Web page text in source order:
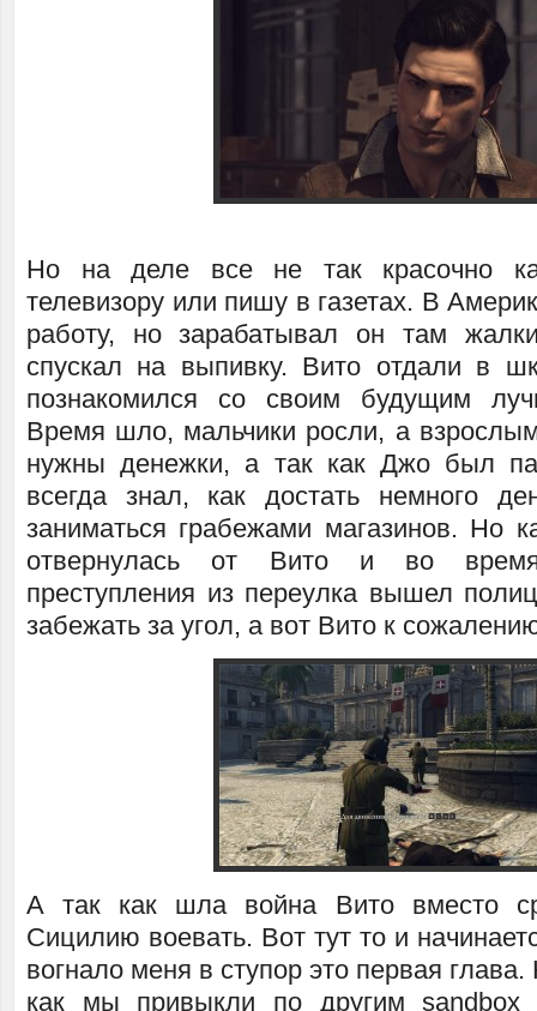
Но на деле все не так красочно
телевизору или пишу в газетах. В
работу, но зарабатывал он там
спускал на выпивку. Вито отдали в
познакомился со своим будущим
Время шло, мальчики росли, а
нужны денежки, а так как Джо был
всегда знал, как достать немного
заниматься грабежами магазинов. Но
отвернулась от Вито и во
преступления из переулка вышел
забежать за угол, а вот Вито к
А так как шла война Вито вместо
Сицилию воевать. Вот тут то и
вогнало меня в ступор это первая глава.
как мы привыкли по другим sandbox